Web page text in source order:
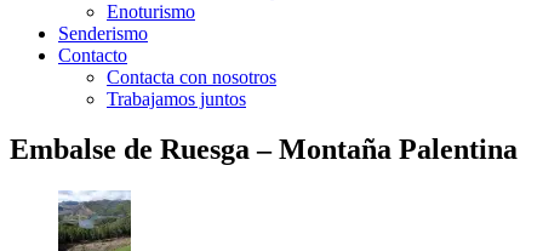
Enoturismo
Senderismo
Contacto
Contacta con nosotros
Trabajamos juntos
Embalse de Ruesga – Montaña Palentina